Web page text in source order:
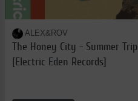
ALEX&ROV
The Honey City - Summer Trip
[Electric Eden Records]